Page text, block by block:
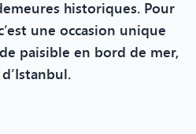
historiques. Pour
une occasion unique
paisible en bord de mer,